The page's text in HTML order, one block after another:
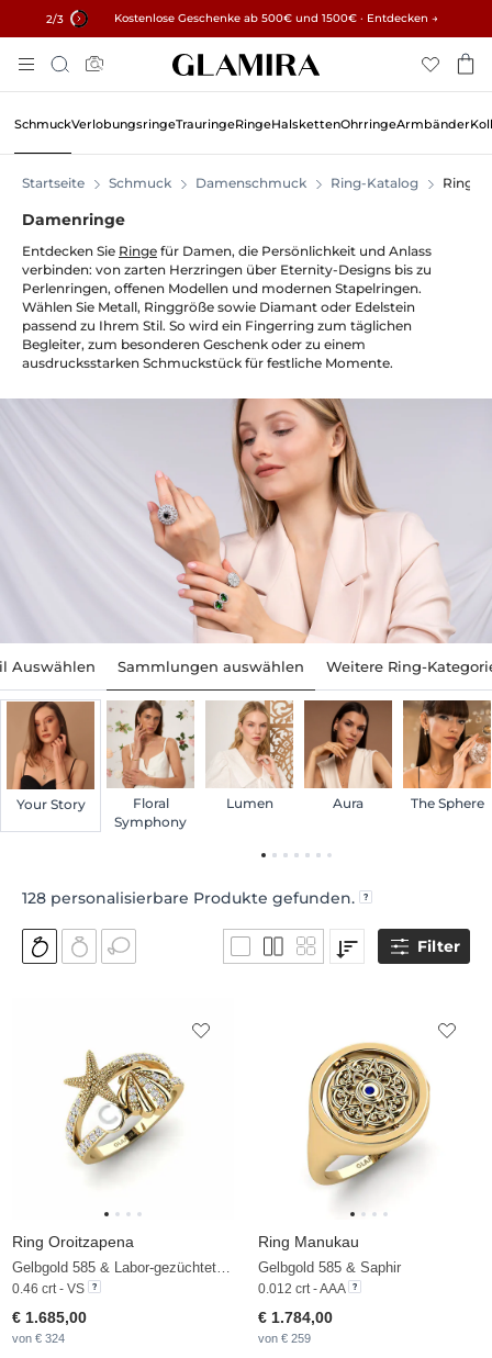
2/3 15% auf alle Bestellungen →
Kostenlose Geschenke ab 500€ und 1500€ · Entdecken →
✓ 60 Tage Rückgaberecht ✓ Kostenlose Größenanpassung
Inhalt
Springen
Suche
SchmuckVerlobungsringeTrauringeRingeHalskettenOhrringeArmbänder
Startseite Schmuck Damenschmuck Ring-Katalog Ringe
Damenringe
Entdecken Sie Ringe für Damen, die Persönlichkeit und Anlass
verbinden: von zarten Herzringen über Eternity-Designs bis zu
Perlenringen, offenen Modellen und modernen Stapelringen.
Wählen Sie Metall, Ringgröße sowie Diamant oder Edelstein
passend zu Ihrem Stil. So wird ein Fingerring zum täglichen
Begleiter, zum besonderen Geschenk oder zu einem
ausdrucksstarken Schmuckstück für festliche Momente.
Auswählen Sammlungen auswählen Weitere Ring-
Your Story
Floral
Symphony
Lumen Aura The Sphere
128 personalisierbare Produkte gefunden.
Filter
Ring Oroitzapena
Gelbgold 585 & Labor-gezüchteter Diamant & Weiße Perle
0.46 crt - VS
€ 1.685,00
von € 324
Ring Manukau
Gelbgold 585 & Saphir
0.012 crt - AAA
€ 1.784,00
von € 259